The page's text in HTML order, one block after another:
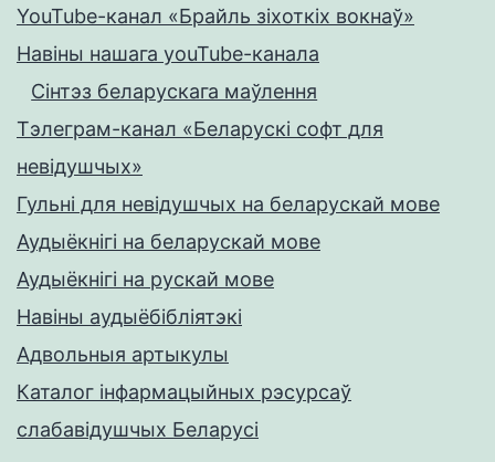
YouTube-канал «Брайль зіхоткіх вокнаў»
Навіны нашага youTube-канала
Сінтэз беларускага маўлення
Тэлеграм-канал «Беларускі софт для
невідушчых»
Гульні для невідушчых на беларускай мове
Аудыёкнігі на беларускай мове
Аудыёкнігі на рускай мове
Навіны аудыёбібліятэкі
Адвольныя артыкулы
Каталог інфармацыйных рэсурсаў
слабавідушчых Беларусі